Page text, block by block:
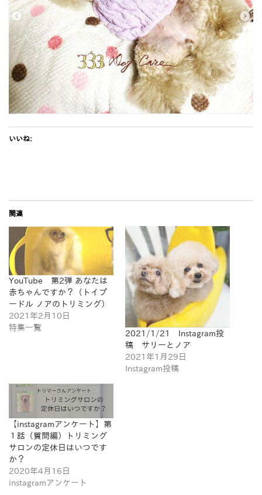
いいね:
関連
YouTube 第2弾 あなたは
赤ちゃんですか？（トイプ
ードル ノアのトリミング）
2021年2月10日
特集一覧
2021/1/21 Instagram投
稿 サリーとノア
2021年1月29日
Instagram投稿
【instagramアンケート】第
１話（質問編）トリミング
サロンの定休日はいつです
か？
2020年4月16日
instagramアンケート